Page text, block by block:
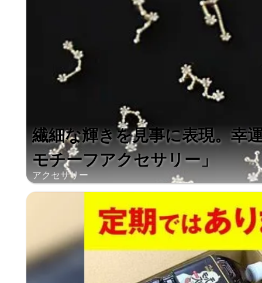
繊細な輝きを見事に表現。幸
モチーフアクセサリー」
アクセサリー